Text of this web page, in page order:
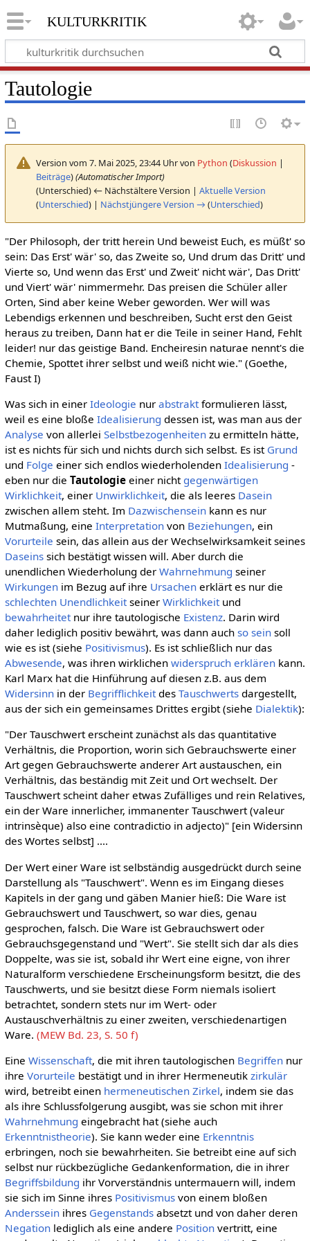
kulturkritik
Tautologie
Version vom 7. Mai 2025, 23:44 Uhr von Python (Diskussion |
Beiträge)(Automatischer Import)
(Unterschied) ← Nächstältere Version | Aktuelle Version
(Unterschied) | Nächstjüngere Version → (Unterschied)
"Der Philosoph, der tritt herein Und beweist Euch, es müßt' so
sein: Das Erst' wär' so, das Zweite so, Und drum das Dritt' und
Vierte so, Und wenn das Erst' und Zweit' nicht wär', Das Dritt'
und Viert' wär' nimmermehr. Das preisen die Schüler aller
Orten, Sind aber keine Weber geworden. Wer will was
Lebendigs erkennen und beschreiben, Sucht erst den Geist
heraus zu treiben, Dann hat er die Teile in seiner Hand, Fehlt
leider! nur das geistige Band. Encheiresin naturae nennt's die
Chemie, Spottet ihrer selbst und weiß nicht wie." (Goethe,
Faust I)
Was sich in einer Ideologie nur abstraktformulieren lässt,
weil es eine bloße Idealisierung dessen ist, was man aus der
Analyse von allerlei Selbstbezogenheitenzu ermitteln hätte,
ist es nichts für sich und nichts durch sich selbst. Es ist Grund
und Folge einer sich endlos wiederholenden Idealisierung -
eben nur die Tautologieeiner nicht gegenwärtigen
Wirklichkeit, einer Unwirklichkeit, die als leeres Dasein
zwischen allem steht. Im Dazwischenseinkann es nur
Mutmaßung, eine Interpretationvon Beziehungen, ein
Vorurteile sein, das allein aus der Wechselwirksamkeit seines
Daseinssich bestätigt wissen will. Aber durch die
unendlichen Wiederholung der Wahrnehmung seiner
Wirkungenim Bezug auf ihre Ursachenerklärt es nur die
schlechten Unendlichkeitseiner Wirklichkeitund
bewahrheitetnur ihre tautologische Existenz. Darin wird
daher lediglich positiv bewährt, was dann auch so seinsoll
wie es ist (siehe Positivismus). Es ist schließlich nur das
Abwesende, was ihren wirklichen widerspruch erklärenkann.
Karl Marx hat die Hinführung auf diesen z.B. aus dem
Widersinnin der Begrifflichkeitdes Tauschwertsdargestellt,
aus der sich ein gemeinsames Drittes ergibt (siehe Dialektik):
"Der Tauschwert erscheint zunächst als das quantitative
Verhältnis, die Proportion, worin sich Gebrauchswerte einer
Art gegen Gebrauchswerte anderer Art austauschen, ein
Verhältnis, das beständig mit Zeit und Ort wechselt. Der
Tauschwert scheint daher etwas Zufälliges und rein Relatives,
ein der Ware innerlicher, immanenter Tauschwert (valeur
intrinsèque) also eine contradictio in adjecto)" [ein Widersinn
des Wortes selbst] ....
Der Wert einer Ware ist selbständig ausgedrückt durch seine
Darstellung als "Tauschwert". Wenn es im Eingang dieses
Kapitels in der gang und gäben Manier hieß: Die Ware ist
Gebrauchswert und Tauschwert, so war dies, genau
gesprochen, falsch. Die Ware ist Gebrauchswert oder
Gebrauchsgegenstand und "Wert". Sie stellt sich dar als dies
Doppelte, was sie ist, sobald ihr Wert eine eigne, von ihrer
Naturalform verschiedene Erscheinungsform besitzt, die des
Tauschwerts, und sie besitzt diese Form niemals isoliert
betrachtet, sondern stets nur im Wert- oder
Austauschverhältnis zu einer zweiten, verschiedenartigen
Ware. (MEW Bd. 23, S. 50 f)
Eine Wissenschaft, die mit ihren tautologischen Begriffennur
ihre Vorurteile bestätigt und in ihrer Hermeneutik zirkulär
wird, betreibt einen hermeneutischen Zirkel, indem sie das
als ihre Schlussfolgerung ausgibt, was sie schon mit ihrer
Wahrnehmung eingebracht hat (siehe auch
Erkenntnistheorie). Sie kann weder eine Erkenntnis
erbringen, noch sie bewahrheiten. Sie betreibt eine auf sich
selbst nur rückbezügliche Gedankenformation, die in ihrer
Begriffsbildung ihr Vorverständnis untermauern will, indem
sie sich im Sinne ihres Positivismusvon einem bloßen
Andersseinihres Gegenstandsabsetzt und von daher deren
Negationlediglich als eine andere Positionvertritt, eine